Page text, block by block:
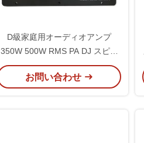
D級家庭用オーディオアンプ
350W 500W RMS PA DJ スピー
カーキャビネット スピーカー
お問い合わせ